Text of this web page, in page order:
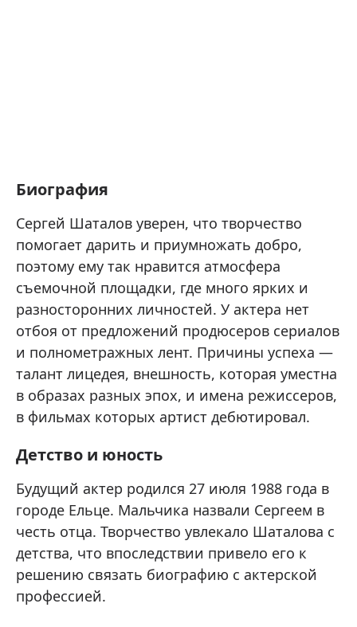
Биография
Сергей Шаталов уверен, что творчество
помогает дарить и приумножать добро,
поэтому ему так нравится атмосфера
съемочной площадки, где много ярких и
разносторонних личностей. У актера нет
отбоя от предложений продюсеров сериалов
и полнометражных лент. Причины успеха —
талант лицедея, внешность, которая уместна
в образах разных эпох, и имена режиссеров,
в фильмах которых артист дебютировал.
Детство и юность
Будущий актер родился 27 июля 1988 года в
городе Ельце. Мальчика назвали Сергеем в
честь отца. Творчество увлекало Шаталова с
детства, что впоследствии привело его к
решению связать биографию с актерской
профессией.